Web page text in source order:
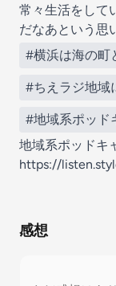
常々生活をして
だなあという思
#横浜は海の町
#ちえラジ地域
#地域系ポッド
地域系ポッドキ
https://
感想